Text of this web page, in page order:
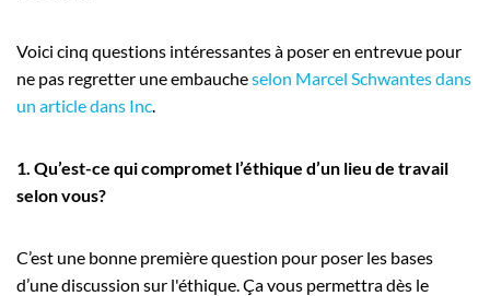
Voici cinq questions intéressantes à poser en entrevue pour
ne pas regretter une embaucheselon Marcel Schwantes dans
un article dans Inc.
1. Qu’est-ce qui compromet l’éthique d’un lieu de travail
selon vous?
C’est une bonne première question pour poser les bases
d’une discussion sur l'éthique. Ça vous permettra dès le